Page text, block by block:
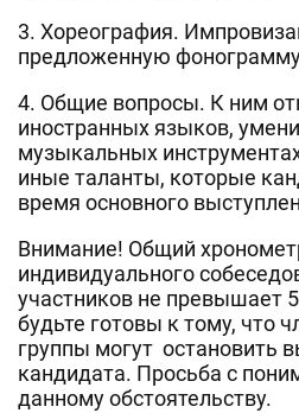
3. Хореография.
предложенную
4. Общие вопросы. К ним
иностранных языков,
музыкальных
иные таланты, которые
время основного
Внимание! Общий
индивидуального
участников не превышает
будьте готовы к тому, что
группы могут остановить
кандидата. Просьба с
данному обстоятельству.